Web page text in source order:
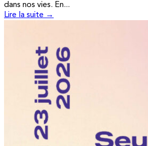
dans nos vies. En...
Lire la suite →